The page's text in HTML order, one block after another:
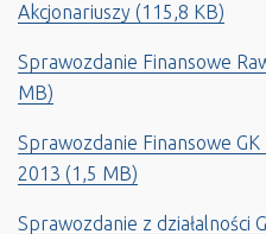
Akcjonariuszy (115,8 KB)
Sprawozdanie Finansowe
MB)
Sprawozdanie Finansowe GK
2013 (1,5 MB)
Sprawozdanie z działalności